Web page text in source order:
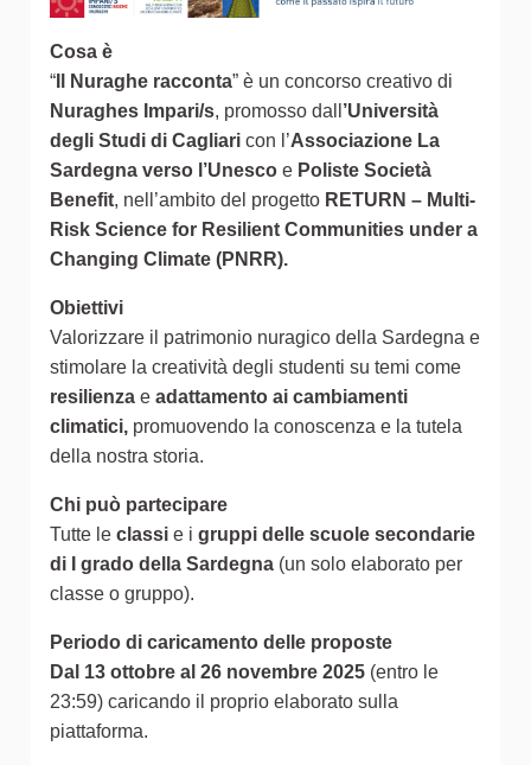
Cosa è
“ Il Nuraghe racconta” è un concorso creativo di
Nuraghes Impari/s, promosso dall ’Università
degli Studi di Cagliari con l’Associazione La
Sardegna verso l’Unesco e Poliste Società
Benefit, nell’ambito del progetto RETURN – Multi-
Risk Science for Resilient Communities under a
Changing Climate (PNRR).
Obiettivi
Valorizzare il patrimonio nuragico della Sardegna e
stimolare la creatività degli studenti su temi come
resilienza e adattamento ai cambiamenti
climatici, promuovendo la conoscenza e la tutela
della nostra storia.
Chi può partecipare
Tutte le classi e i gruppi delle scuole secondarie
di I grado della Sardegna (un solo elaborato per
classe o gruppo).
Periodo di caricamento delle proposte
Dal 13 ottobre al 26 novembre 2025 (entro le
23:59) caricando il proprio elaborato sulla
piattaforma.